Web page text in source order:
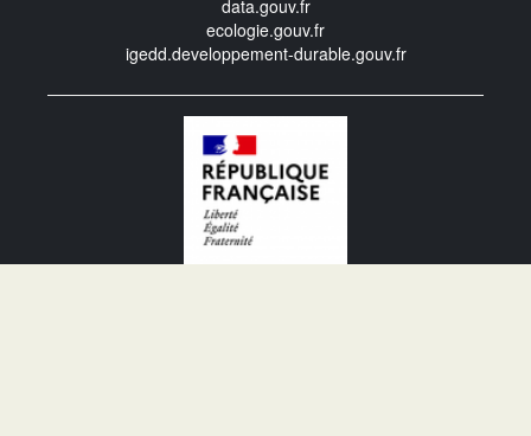
data.gouv.fr
ecologie.gouv.fr
igedd.developpement-durable.gouv.fr